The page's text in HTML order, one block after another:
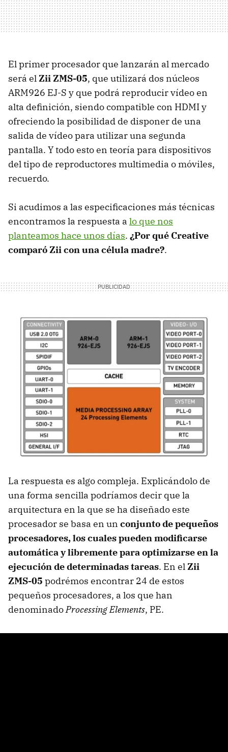
El primer procesador que lanzarán al mercado
será el Zii ZMS-05, que utilizará dos núcleos
ARM926 EJ-S y que podrá reproducir vídeo en
alta definición, siendo compatible con HDMIy
ofreciendo la posibilidad de disponer de una
salida de vídeo para utilizar una segunda
pantalla. Y todo esto en teoría para dispositivos
del tipo de reproductores multimedia o móviles,
recuerdo.
Si acudimos a las especificaciones más técnicas
encontramos la respuesta a lo que nos
planteamos hace unos días. ¿Por qué Creative
comparó Zii con una célula madre?.
La respuesta es algo compleja. Explicándolo de
una forma sencilla podríamos decir que la
arquitectura en la que se ha diseñado este
procesador se basa en un conjunto de pequeños
procesadores, los cuales pueden modificarse
automática y libremente para optimizarse en la
ejecución de determinadas tareas. En elZii
ZMS-05 podrémos encontrar 24 de estos
pequeños procesadores, a los que han
denominadoProcessing Elements, PE.